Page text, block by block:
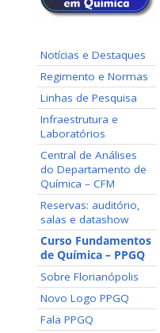
Notícias e Destaques
Regimento e Normas
Linhas de Pesquisa
Infraestrutura e
Laboratórios
Central de Análises
do Departamento de
Química – CFM
Reservas: auditório,
salas e datashow
Curso Fundamentos
de Química – PPGQ
Sobre Florianópolis
Novo Logo PPGQ
Fala PPGQ